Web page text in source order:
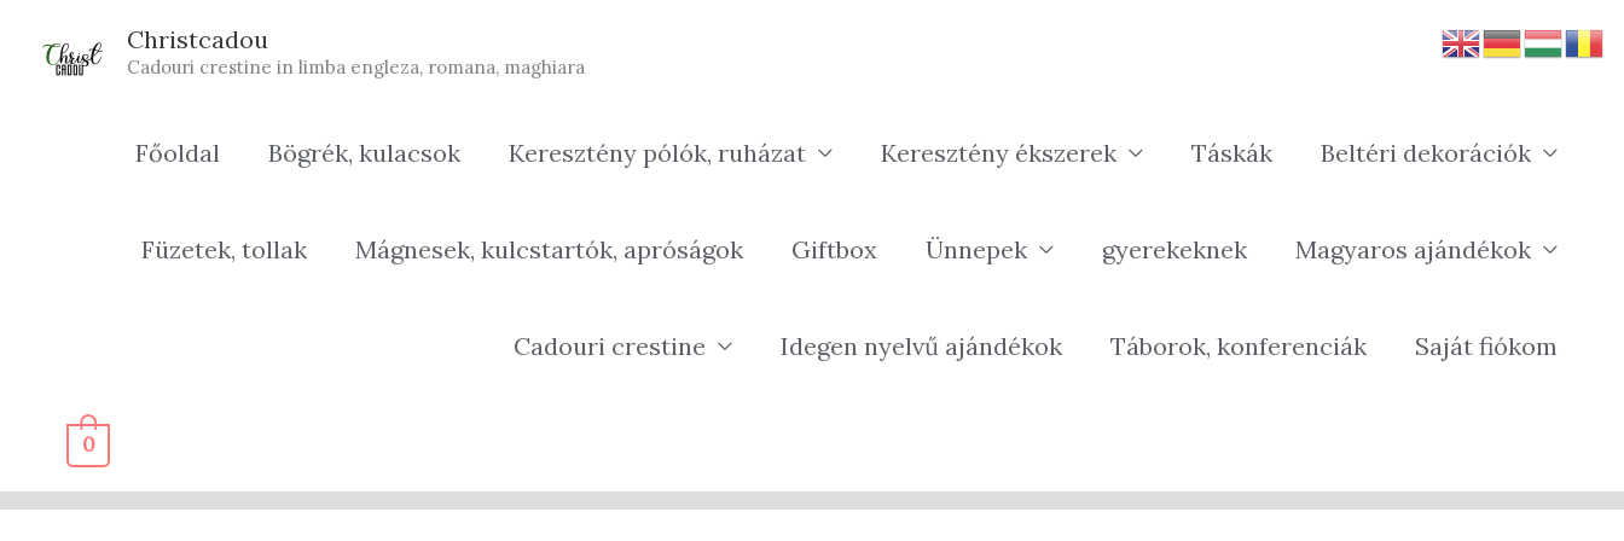
Christcadou
Cadouri crestine in limba engleza, romana, maghiara
Főoldal Bögrék, kulacsok Keresztény pólók, ruházat Keresztény ékszerek Táskák Beltéri dekorációk
Füzetek, tollak Mágnesek, kulcstartók, apróságok Giftbox Ünnepek gyerekeknek Magyaros ajándékok
Cadouri crestine Idegen nyelvű ajándékok Táborok, konferenciák Saját fiókom
0